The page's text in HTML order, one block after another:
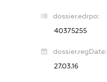
dossier.edrpo:
40375255
dossier.regDate:
27.03.16